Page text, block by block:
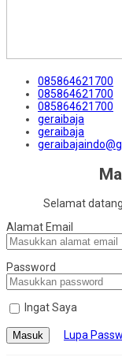
085864621700
085864621700
085864621700
geraibaja
geraibaja
Selamat
Alamat Email
Password
Ingat Saya
Masuk Lupa